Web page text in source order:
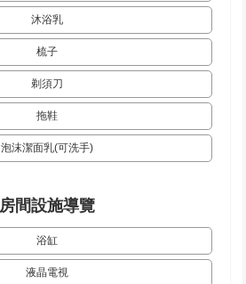
沐浴乳
梳子
剃須刀
拖鞋
泡沫潔面乳(可洗手)
房間設施導覽
浴缸
液晶電視